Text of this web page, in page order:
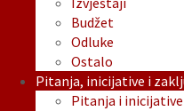
Budžet
Odluke
Ostalo
Pitanja, inicijative i
Pitanja i